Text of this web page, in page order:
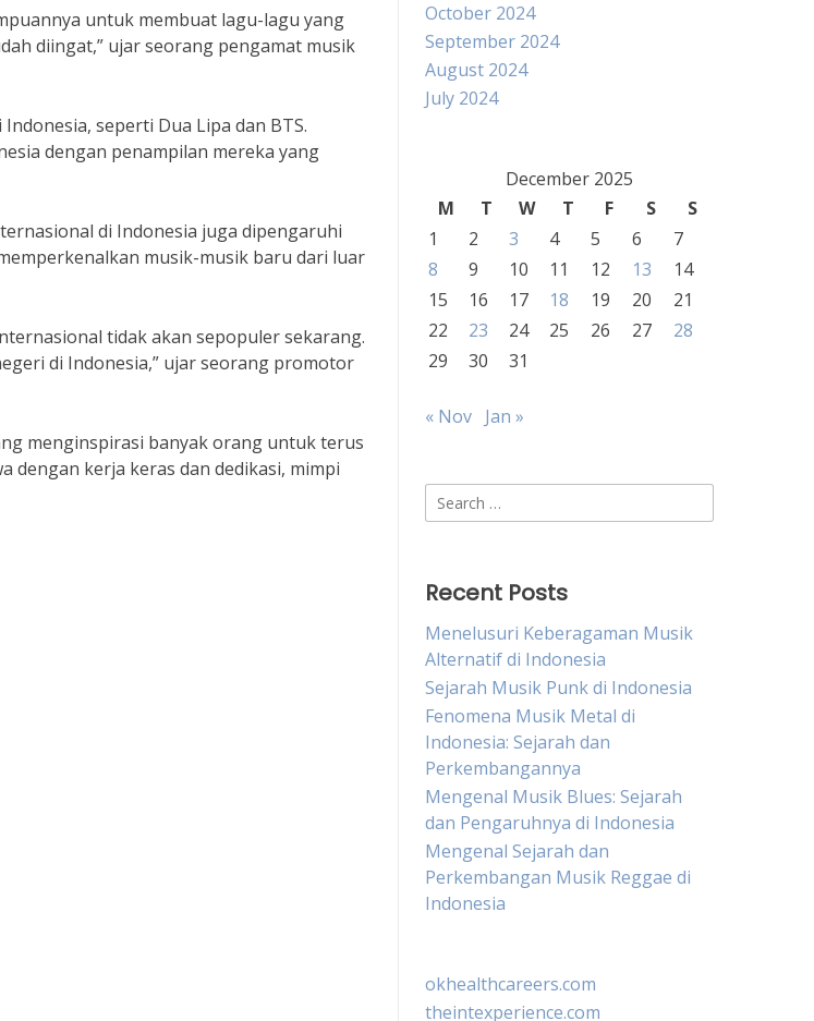
untuk membuat lagu-lagu yang
diingat,” ujar seorang pengamat musik
seperti Dua Lipa dan BTS.
dengan penampilan mereka yang
di Indonesia juga dipengaruhi
musik-musik baru dari luar
tidak akan sepopuler sekarang.
di Indonesia,” ujar seorang promotor
menginspirasi banyak orang untuk terus
dengan kerja keras dan dedikasi, mimpi
October 2024
September 2024
August 2024
July 2024
December 2025
M
T W T F S
S
1
2 3 4 5 6
7
8
9 10 11 12 13
14
15
16 17 18 19 20
21
22
23 24 25 26 27
28
29
30 31
« Nov Jan »
Search
for:
Recent Posts
Menelusuri Keberagaman Musik
Alternatif di Indonesia
Sejarah Musik Punk di Indonesia
Fenomena Musik Metal di
Indonesia: Sejarah dan
Perkembangannya
Mengenal Musik Blues: Sejarah
dan Pengaruhnya di Indonesia
Mengenal Sejarah dan
Perkembangan Musik Reggae di
Indonesia
okhealthcareers.com
theintexperience.com